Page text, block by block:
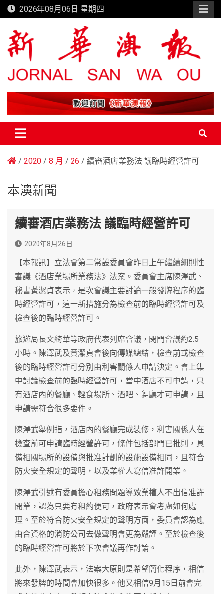
Skip
to
content
2026年08月06日 星期四
新華澳報
2020 8 月 26 續審酒店業務法 議臨時經營許可
本澳新聞
續審酒店業務法 議臨時經營許可
2020年8月26日
【本報訊】立法會第二常設委員會昨日上午繼續細則性
審議《酒店業場所業務法》法案。委員會主席陳澤武、
秘書黃潔貞表示，是次會議主要討論一般發牌程序的臨
時經營許可，這一新措施分為檢查前的臨時經營許可及
檢查後的臨時經營許可。
旅遊局長文綺華等政府代表列席會議，閉門會議約2.5
小時。陳澤武及黃潔貞會後向傳媒總結，檢查前或檢查
後的臨時經營許可分別由利害關係人申請決定。會上集
中討論檢查前的臨時經營許可，當中酒店不可申請，只
有酒店內的餐廳、輕食場所、酒吧、舞廳才可申請，且
申請需符合很多要件。
陳澤武舉例指，酒店內的餐廳完成裝修，利害關係人在
檢查前可申請臨時經營許可，條件包括部門已批則，具
備相關場所的設備與批准計劃的設施設備相同，且符合
防火安全規定的聲明，以及業權人寫信准許開業。
陳澤武引述有委員擔心租務問題導致業權人不出信准許
開業，認為只要有租約便可，政府表示會考慮如何處
理。至於符合防火安全規定的聲明方面，委員會認為應
由合資格的消防公司去做聲明會更為嚴謹。至於檢查後
的臨時經營許可將於下次會議再作討論。
此外，陳澤武表示，法案大原則是希望簡化程序，相信
將來發牌的時間會加快很多。他又相信9月15日前會完